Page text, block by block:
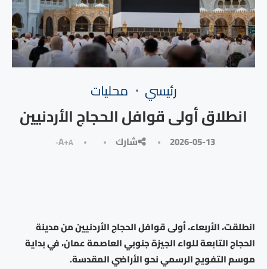
رئيسي محليات
انطلاق أولى قوافل الحجاج الأردنيين
2026-05-13 شارك A+A-
انطلقت، الأربعاء، أولى قوافل الحجاج الأردنيين من مدينة
الحجاج التابعة للواء الجيزة جنوبي العاصمة عمان، في بداية
موسم التفويج الرسمي نحو الأراضي المقدسة.